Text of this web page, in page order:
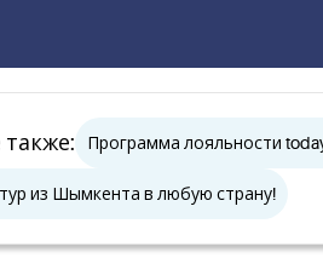
также: Программа лояльности
из Шымкента в любую страну!